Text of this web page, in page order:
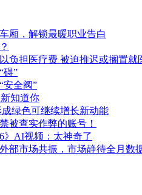
厢，解锁最暖职业告白
负担医疗费 被迫推迟或搁置就
碍”
安全阀”
知道你
绿色可继续增长新动能
被查实作弊的账号！
》AI视频：太神奇了
部市场共振，市场静待全月数